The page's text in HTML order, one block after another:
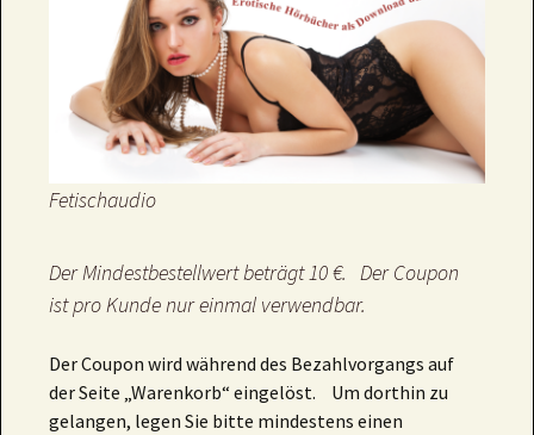
Fetischaudio
Der Mindestbestellwert beträgt 10 €. Der Coupon
ist pro Kunde nur einmal verwendbar.
Der Coupon wird während des Bezahlvorgangs auf
der Seite „Warenkorb“ eingelöst. Um dorthin zu
gelangen, legen Sie bitte mindestens einen